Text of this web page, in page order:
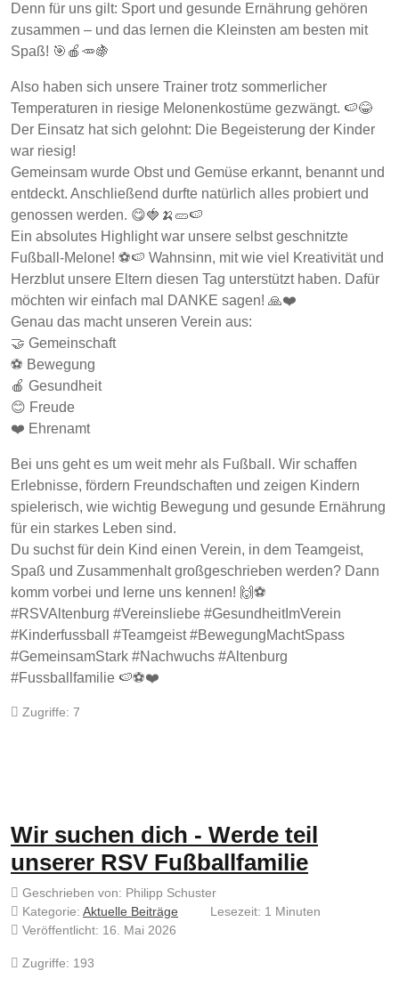
Denn für uns gilt: Sport und gesunde Ernährung gehören
zusammen – und das lernen die Kleinsten am besten mit
Spaß! 🎯🍎🥕🍇
Also haben sich unsere Trainer trotz sommerlicher
Temperaturen in riesige Melonenkostüme gezwängt. 🍉😂
Der Einsatz hat sich gelohnt: Die Begeisterung der Kinder
war riesig!
Gemeinsam wurde Obst und Gemüse erkannt, benannt und
entdeckt. Anschließend durfte natürlich alles probiert und
genossen werden. 😋🍓🍌🥒🍉
Ein absolutes Highlight war unsere selbst geschnitzte
Fußball-Melone! ⚽🍉 Wahnsinn, mit wie viel Kreativität und
Herzblut unsere Eltern diesen Tag unterstützt haben. Dafür
möchten wir einfach mal DANKE sagen! 🙏❤️
Genau das macht unseren Verein aus:
🤝 Gemeinschaft
⚽ Bewegung
🍎 Gesundheit
😊 Freude
❤️ Ehrenamt
Bei uns geht es um weit mehr als Fußball. Wir schaffen
Erlebnisse, fördern Freundschaften und zeigen Kindern
spielerisch, wie wichtig Bewegung und gesunde Ernährung
für ein starkes Leben sind.
Du suchst für dein Kind einen Verein, in dem Teamgeist,
Spaß und Zusammenhalt großgeschrieben werden? Dann
komm vorbei und lerne uns kennen! 🙌⚽
#RSVAltenburg #Vereinsliebe #GesundheitImVerein
#Kinderfussball #Teamgeist #BewegungMachtSpass
#GemeinsamStark #Nachwuchs #Altenburg
#Fussballfamilie 🍉⚽❤️
Zugriffe: 7
Wir suchen dich - Werde teil
unserer RSV Fußballfamilie
Geschrieben von: Philipp Schuster
Kategorie: Aktuelle Beiträge
Lesezeit: 1 Minuten
Veröffentlicht: 16. Mai 2026
Zugriffe: 193